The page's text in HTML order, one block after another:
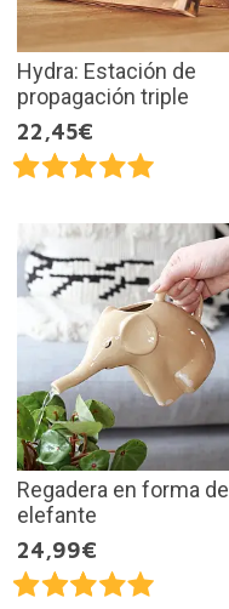
Hydra: Estación de
propagación triple
22,45€
Regadera en forma de
elefante
24,99€